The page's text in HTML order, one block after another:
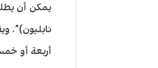
نابليون)”.
أربعة أو